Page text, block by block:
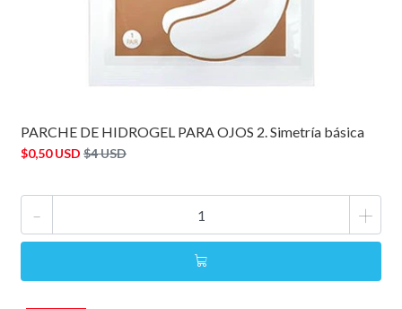
PARCHE DE HIDROGEL PARA OJOS 2. Simetría básica
$0,50 USD $4 USD
- +